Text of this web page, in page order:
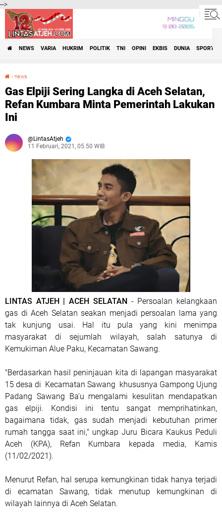
-->
MINGGU
9•08•2026
NEWS VARIA HUKRIM POLITIK TNI OPINI EKBIS DUNIA SPORT
› news
Gas Elpiji Sering Langka di Aceh Selatan,
Refan Kumbara Minta Pemerintah Lakukan
Ini
LintasAtjeh
11 Februari, 2021, 05.50 WIB
LINTAS ATJEH | ACEH SELATAN - Persoalan kelangkaan
gas di Aceh Selatan seakan menjadi persoalan lama yang
tak kunjung usai. Hal itu pula yang kini menimpa
masyarakat di sejumlah wilayah, salah satunya di
Kemukiman Alue Paku, Kecamatan Sawang.
"Berdasarkan hasil peninjauan kita di lapangan masyarakat
15 desa di Kecamatan Sawang khususnya Gampong Ujung
Padang Sawang Ba'u mengalami kesulitan mendapatkan
gas elpiji. Kondisi ini tentu sangat memprihatinkan,
bagaimana tidak, gas sudah menjadi kebutuhan primer
rumah tangga saat ini," ungkap Juru Bicara Kaukus Peduli
Aceh (KPA), Refan Kumbara kepada media, Kamis
(11/02/2021).
Menurut Refan, hal serupa kemungkinan tidak hanya terjadi
di ecamatan Sawang, tidak menutup kemungkinan di
wilayah lainnya di Aceh Selatan.